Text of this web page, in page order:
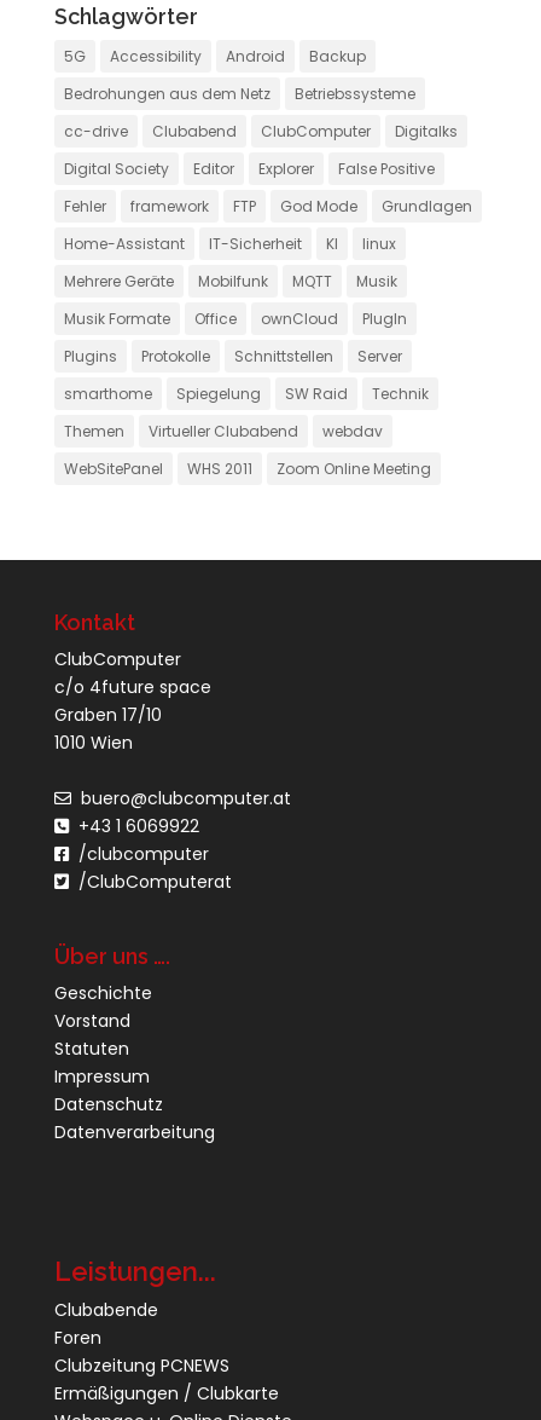
Schlagwörter
5G Accessibility Android
Backup
Bedrohungen aus dem Netz
Betriebssysteme
cc-drive
Clubabend ClubComputer
Digitalks
Digital Society
Editor Explorer
False Positive
Fehler
framework FTP God Mode
Grundlagen
Home-Assistant
IT-Sicherheit KI
linux
Mehrere Geräte
Mobilfunk MQTT
Musik
Musik Formate
Office ownCloud
PlugIn
Plugins
Protokolle Schnittstellen
Server
smarthome
Spiegelung SW Raid
Technik
Themen
Virtueller Clubabend
webdav
WebSitePanel
WHS 2011 Zoom Online Meeting
Kontakt
ClubComputer
c/o 4future space
Graben 17/10
1010 Wien
buero@clubcomputer.at
+43 1 6069922
/clubcomputer
/ClubComputerat
Über uns ….
Geschichte
Vorstand
Statuten
Impressum
Datenschutz
Datenverarbeitung
Leistungen...
Clubabende
Foren
Clubzeitung PCNEWS
Ermäßigungen / Clubkarte